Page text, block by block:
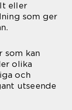
eller
som ger
som kan
olika
och
utseende